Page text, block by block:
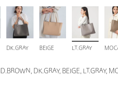
DK.GRAY BEIGE LT.GRAY
DK.GRAY, BEIGE, LT.GRAY,